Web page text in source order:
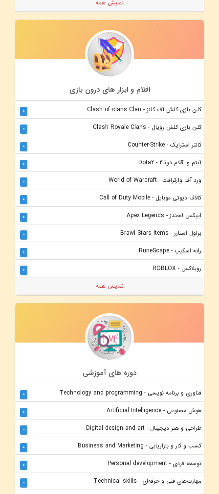
نمایش همه
اقلام و ابزار های درون بازی
کلن بازی کلش آف کلنز - Clash of clans Clan 0
کلن بازی کلش رویال - Clash Royale Clans 0
کانتر استرایک - Counter-Strike 0
آیتم و اقلام دوتا2 - Dota2 0
ورد آف وارکرافت - World of Warcraft 0
کالاف دیوتی موبایل - Call of Duty Mobile 0
ایپکس لجندز - Apex Legends 0
براول استارز - Brawl Stars Items 0
رانه اسکیپ - RuneScape 0
روبلاکس - ROBLOX 0
نمایش همه
دوره های آموزشی
فناوری و برنامه نویسی - Technology and programming 0
هوش مصنوعی - Artificial Intelligence 0
طراحی و هنر دیجیتال - Digital design and art 0
کسب و کار و بازاریابی - Business and Marketing 0
توسعه فردی - Personal development 0
مهارت‌های فنی و حرفه‌ای - Technical skills 0